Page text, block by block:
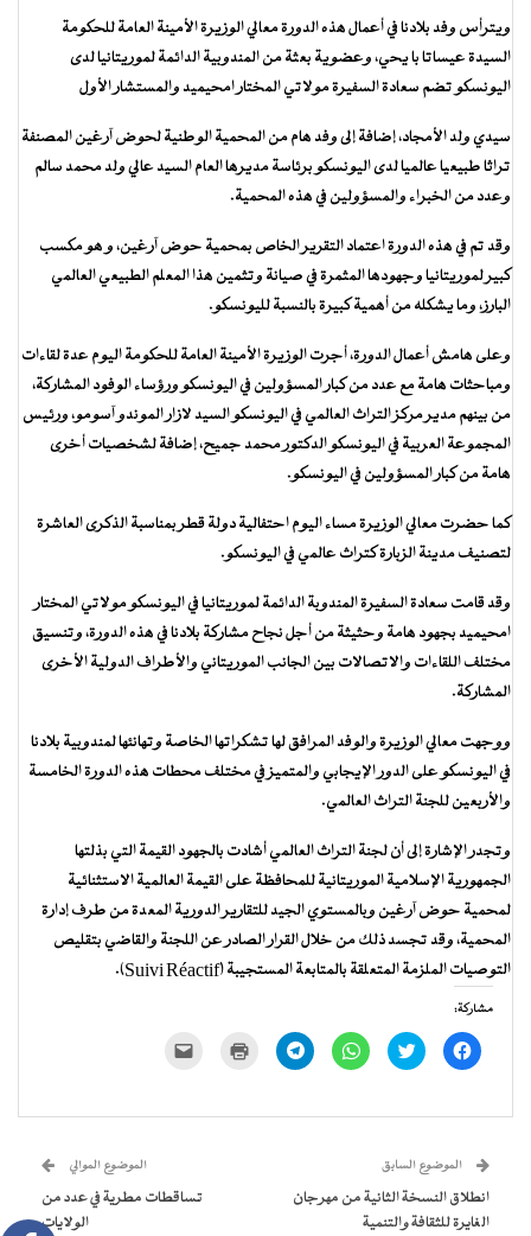
ويترأس وفد بلادنا في أعمال هذه الدورة معالي الوزيرة الأمينة العامة للحكومة
السيدة عيساتا با يحي، وعضوية بعثة من المندوبية الدائمة لموريتانيا لدى
اليونسكو تضم سعادة السفيرة مولاتي المختار امحيميد والمستشار الأول
سيدي ولد الأمجاد، إضافة إلى وفد هام من المحمية الوطنية لحوض آرغين المصنفة
تراثا طبيعيا عالميا لدى اليونسكو برئاسة مديرها العام السيد عالي ولد محمد سالم
وعدد من الخبراء والمسؤولين في هذه المحمية.
وقد تم في هذه الدورة اعتماد التقرير الخاص بمحمية حوض آرغين، و هو مكسب
كبير لموريتانيا وجهودها المثمرة في صيانة وتثمين هذا المعلم الطبيعي العالمي
البارز، وما يشكله من أهمية كبيرة بالنسبة لليونسكو.
وعلى هامش أعمال الدورة، أجرت الوزيرة الأمينة العامة للحكومة اليوم عدة لقاءات
ومباحثات هامة مع عدد من كبار المسؤولين في اليونسكو ورؤساء الوفود المشاركة،
من بينهم مدير مركز التراث العالمي في اليونسكو السيد لازار الموندو آسومو، ورئيس
المجموعة العربية في اليونسكو الدكتور محمد جميح، إضافة لشخصيات أخرى
هامة من كبار المسؤولين في اليونسكو.
كما حضرت معالي الوزيرة مساء اليوم احتفالية دولة قطر بمناسبة الذكرى العاشرة
لتصنيف مدينة الزبارة كتراث عالمي في اليونسكو.
وقد قامت سعادة السفيرة المندوبة الدائمة لموريتانيا في اليونسكو مولاتي المختار
امحيميد بجهود هامة وحثيثة من أجل نجاح مشاركة بلادنا في هذه الدورة، وتنسيق
مختلف اللقاءات والاتصالات بين الجانب الموريتاني والأطراف الدولية الأخرى
المشاركة.
ووجهت معالي الوزيرة والوفد المرافق لها تشكراتها الخاصة وتهانئها لمندوبية بلادنا
في اليونسكو على الدور الإيجابي والمتميز في مختلف محطات هذه الدورة الخامسة
والأربعين للجنة التراث العالمي.
وتجدر الإشارة إلى أن لجنة التراث العالمي أشادت بالجهود القيمة التي بذلتها
الجمهورية الإسلامية الموريتانية للمحافظة على القيمة العالمية الاستثنائية
لمحمية حوض آرغين وبالمستوي الجيد للتقارير الدورية المعدة من طرف إدارة
المحمية، وقد تجسد ذلك من خلال القرار الصادر عن اللجنة والقاضي بتقليص
التوصيات الملزمة المتعلقة بالمتابعة المستجيبة (Suivi Réactif).
مشاركة:
انقر
للمشاركة
في
اضغط
للمشاركة
في
انقر
للمشاركة
في
انقر
للمشاركة
في
للطباعة
جديدة) الإلكتروني
نافذة
جديدة)
الموضوع السابق
انطلاق النسخة الثانية من مهرجان
الغايرة للثقافة والتنمية
الموضوع الموالي
تساقطات مطرية في عدد من
الولايات